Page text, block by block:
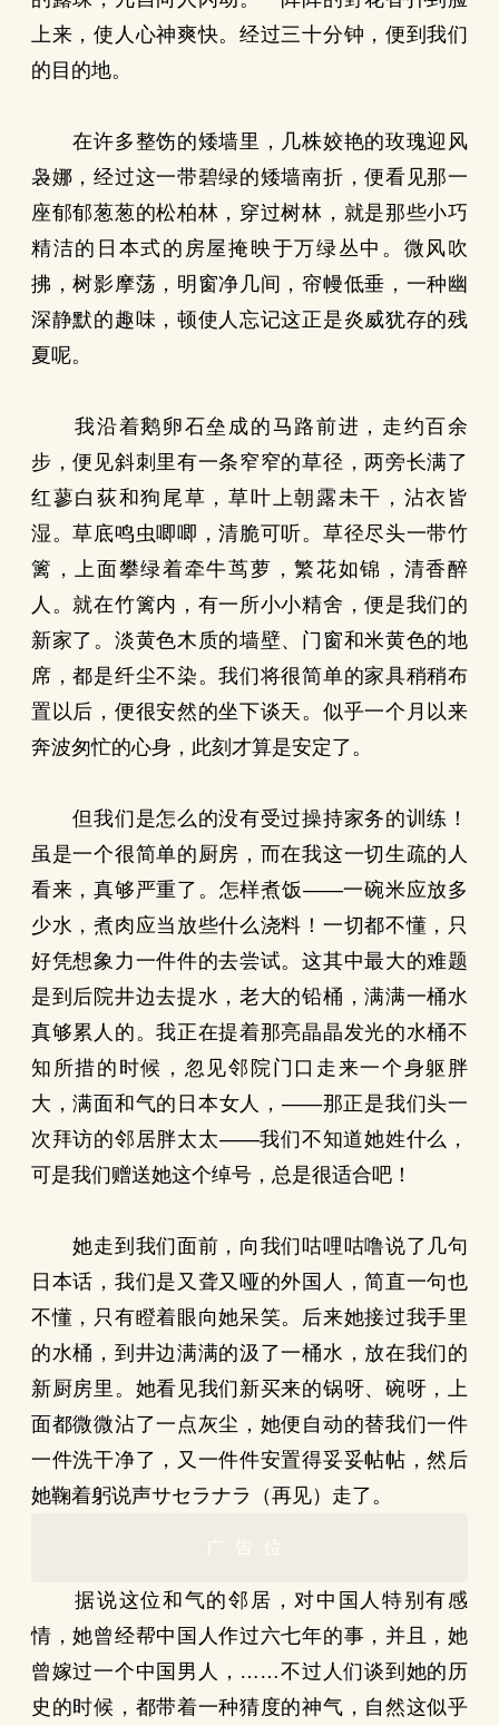
上来，使人心神爽快。经过三十分钟，便到我们
的目的地。
在许多整饬的矮墙里，几株姣艳的玫瑰迎风
袅娜，经过这一带碧绿的矮墙南折，便看见那一
座郁郁葱葱的松柏林，穿过树林，就是那些小巧
精洁的日本式的房屋掩映于万绿丛中。微风吹
拂，树影摩荡，明窗净几间，帘幔低垂，一种幽
深静默的趣味，顿使人忘记这正是炎威犹存的残
夏呢。
我沿着鹅卵石垒成的马路前进，走约百余
步，便见斜刺里有一条窄窄的草径，两旁长满了
红蓼白荻和狗尾草，草叶上朝露未干，沾衣皆
湿。草底鸣虫唧唧，清脆可听。草径尽头一带竹
篱，上面攀绿着牵牛茑萝，繁花如锦，清香醉
人。就在竹篱内，有一所小小精舍，便是我们的
新家了。淡黄色木质的墙壁、门窗和米黄色的地
席，都是纤尘不染。我们将很简单的家具稍稍布
置以后，便很安然的坐下谈天。似乎一个月以来
奔波匆忙的心身，此刻才算是安定了。
但我们是怎么的没有受过操持家务的训练！
虽是一个很简单的厨房，而在我这一切生疏的人
看来，真够严重了。怎样煮饭——一碗米应放多
少水，煮肉应当放些什么浇料！一切都不懂，只
好凭想象力一件件的去尝试。这其中最大的难题
是到后院井边去提水，老大的铅桶，满满一桶水
真够累人的。我正在提着那亮晶晶发光的水桶不
知所措的时候，忽见邻院门口走来一个身躯胖
大，满面和气的日本女人，——那正是我们头一
次拜访的邻居胖太太——我们不知道她姓什么，
可是我们赠送她这个绰号，总是很适合吧！
她走到我们面前，向我们咕哩咕噜说了几句
日本话，我们是又聋又哑的外国人，简直一句也
不懂，只有瞪着眼向她呆笑。后来她接过我手里
的水桶，到井边满满的汲了一桶水，放在我们的
新厨房里。她看见我们新买来的锅呀、碗呀，上
面都微微沾了一点灰尘，她便自动的替我们一件
一件洗干净了，又一件件安置得妥妥帖帖，然后
她鞠着躬说声サセラナラ（再见）走了。
广告位
据说这位和气的邻居，对中国人特别有感
情，她曾经帮中国人作过六七年的事，并且，她
曾嫁过一个中国男人，……不过人们谈到她的历
史的时候，都带着一种猜度的神气，自然这似乎